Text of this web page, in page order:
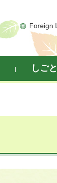
Foreign
しご